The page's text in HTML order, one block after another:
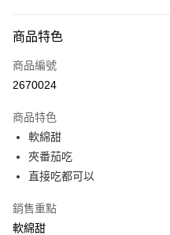
信用卡一次付款
超商取貨付款
Apple Pay
街口支付
Google Pay
商品特色
商品編號
2670024
商品特色
軟綿甜
夾番茄吃
直接吃都可以
銷售重點
軟綿甜